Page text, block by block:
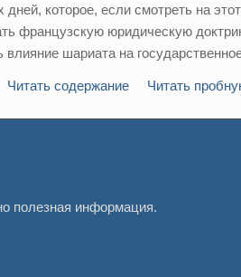
которое, если смотреть на
французскую юридическую
влияние шариата на
Читать содержание Читать
полезная информация.